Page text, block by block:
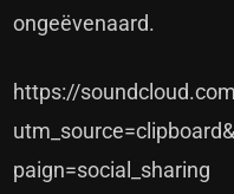
ongeëvenaard.
https://
paign=social_sharing